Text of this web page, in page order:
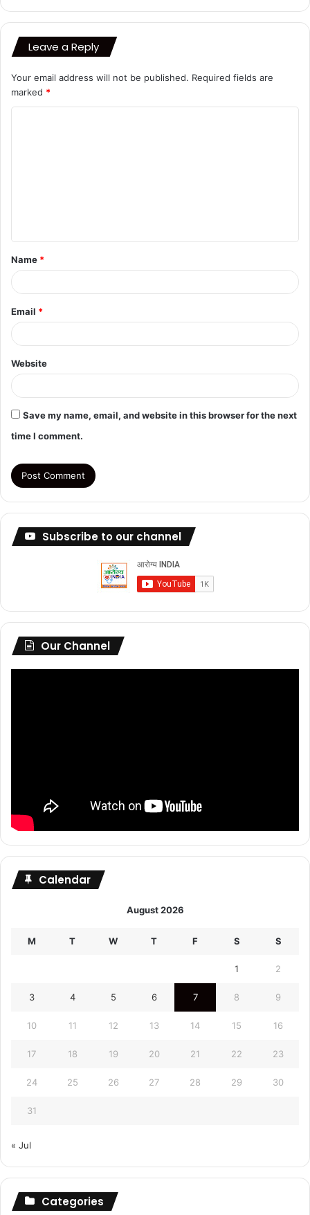
Leave a Reply
Your email address will not be published. Required fields are
marked *
t
*
Name *
Email *
Website
Save my name, email, and website in this browser for the next
time I comment.
Subscribe to our channel
Our Channel
Calendar
August 2026
M T W T F S S
1 2
3 4 5 6 7 8 9
10 11 12 13 14 15 16
17 18 19 20 21 22 23
24 25 26 27 28 29 30
31
« Jul
Categories